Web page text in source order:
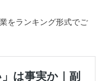
をランキング形式でご